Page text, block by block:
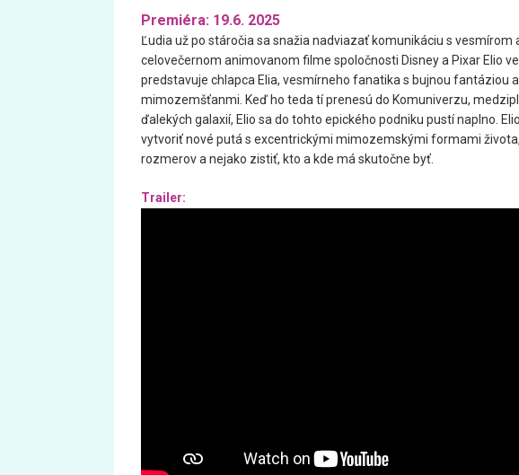
Premiéra: 19.6. 2025
Ľudia už po stáročia sa snažia nadviazať komunikáciu s
celovečernom animovanom filme spoločnosti Disney a Pixar Elio
predstavuje chlapca Elia, vesmírneho fanatika s bujnou fantáziou
mimozemšťanmi. Keď ho teda tí prenesú do Komuniverzu,
ďalekých galaxií, Elio sa do tohto epického podniku pustí naplno.
vytvoriť nové putá s excentrickými mimozemskými formami
rozmerov a nejako zistiť, kto a kde má skutočne byť.
Trailer: